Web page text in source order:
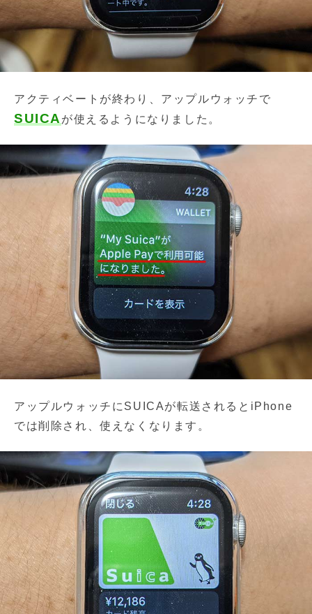
アクティベートが終わり、アップルウォッチで
SUICA が使えるようになりました。
アップルウォッチにSUICAが転送されるとiPhone
では削除され、使えなくなります。